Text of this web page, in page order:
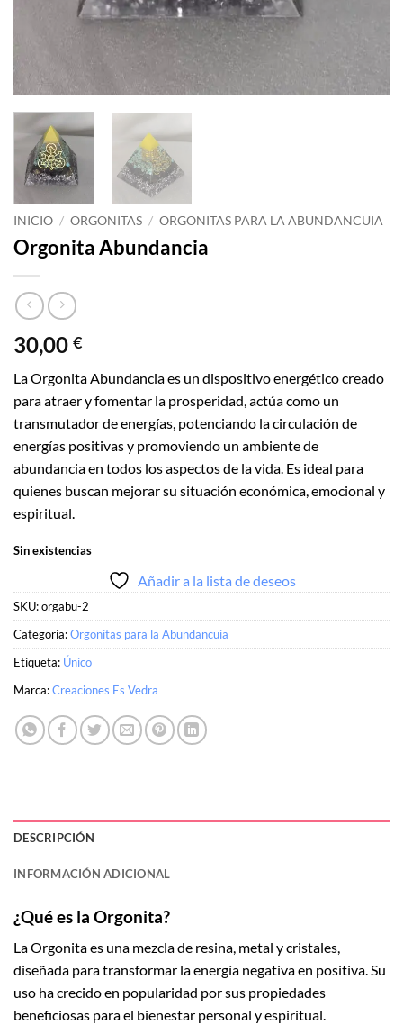
INICIO / ORGONITAS / ORGONITAS PARA LA ABUNDANCUIA
Orgonita Abundancia
30,00 €
La Orgonita Abundancia es un dispositivo energético creado
para atraer y fomentar la prosperidad, actúa como un
transmutador de energías, potenciando la circulación de
energías positivas y promoviendo un ambiente de
abundancia en todos los aspectos de la vida. Es ideal para
quienes buscan mejorar su situación económica, emocional y
espiritual.
Sin existencias
Añadir a la lista de deseos
SKU:orgabu-2
Categoría:Orgonitas para la Abundancuia
Etiqueta: Único
Marca:Creaciones Es Vedra
DESCRIPCIÓN
INFORMACIÓN ADICIONAL
¿Qué es la Orgonita?
La Orgonita es una mezcla de resina, metal y cristales,
diseñada para transformar la energía negativa en positiva. Su
uso ha crecido en popularidad por sus propiedades
beneficiosas para el bienestar personal y espiritual.